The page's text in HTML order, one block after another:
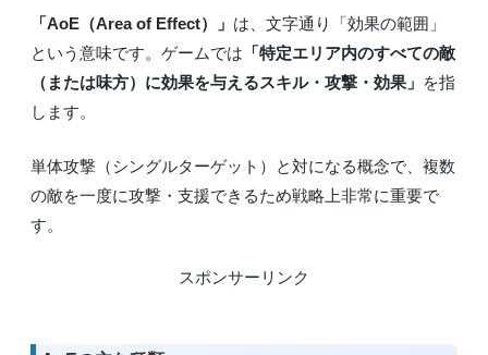
「AoE（Area of Effect）」 は、文字通り「効果の範囲」
という意味です。ゲームでは 「特定エリア内のすべての敵
（または味方）に効果を与えるスキル・攻撃・効果」 を指
します。
単体攻撃（シングルターゲット）と対になる概念で、複数
の敵を一度に攻撃・支援できるため戦略上非常に重要で
す。
スポンサーリンク